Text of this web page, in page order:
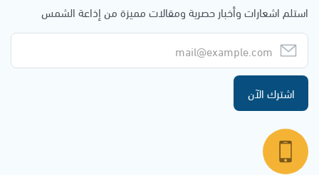
استلم اشعارات وأخبار حصرية ومقالات مميزة من إذاعة الشمس
اشترك الآن